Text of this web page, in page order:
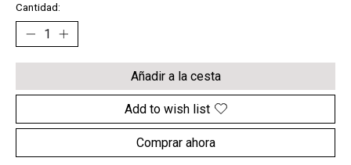
Cantidad:
Añadir a la cesta
Add to wish list
Comprar ahora